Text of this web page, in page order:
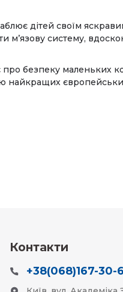
дітей своїм
м’язову систему,
безпеку маленьких
найкращих
Контакти
+38(068)167-30-